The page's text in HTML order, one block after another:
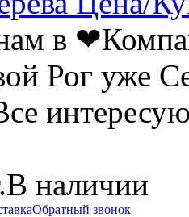
в
Рог уже
В наличии
Обратный звонок